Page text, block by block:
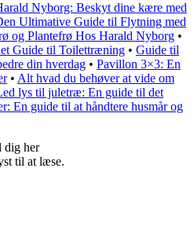
Nyborg: Beskyt dine kære med
Ultimative Guide til Flytning med
og Plantefrø Hos Harald Nyborg •
Guide til Toilettræning • Guide til
din hverdag • Pavillon 3×3: En
• Alt hvad du behøver at vide om
lys til juletræ: En guide til det
En guide til at håndtere husmår og
dig her
til at læse.